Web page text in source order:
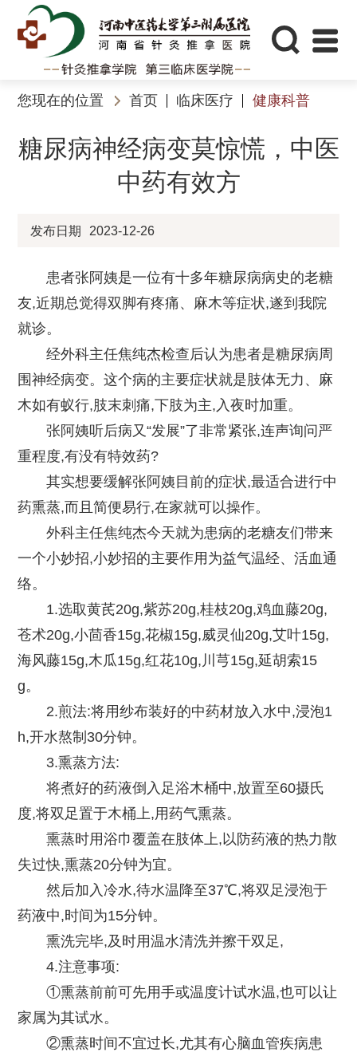
您现在的位置 首页 临床医疗 健康科普
糖尿病神经病变莫惊慌，中医
中药有效方
发布日期 2023-12-26
患者张阿姨是一位有十多年糖尿病病史的老糖
友,近期总觉得双脚有疼痛、麻木等症状,遂到我院
就诊。
经外科主任焦纯杰检查后认为患者是糖尿病周
围神经病变。这个病的主要症状就是肢体无力、麻
木如有蚁行,肢末刺痛,下肢为主,入夜时加重。
张阿姨听后病又“发展”了非常紧张,连声询问严
重程度,有没有特效药?
其实想要缓解张阿姨目前的症状,最适合进行中
药熏蒸,而且简便易行,在家就可以操作。
外科主任焦纯杰今天就为患病的老糖友们带来
一个小妙招,小妙招的主要作用为益气温经、活血通
络。
1.选取黄芪20g,紫苏20g,桂枝20g,鸡血藤20g,
苍术20g,小茴香15g,花椒15g,威灵仙20g,艾叶15g,
海风藤15g,木瓜15g,红花10g,川芎15g,延胡索15
g。
2.煎法:将用纱布装好的中药材放入水中,浸泡1
h,开水熬制30分钟。
3.熏蒸方法:
将煮好的药液倒入足浴木桶中,放置至60摄氏
度,将双足置于木桶上,用药气熏蒸。
熏蒸时用浴巾覆盖在肢体上,以防药液的热力散
失过快,熏蒸20分钟为宜。
然后加入冷水,待水温降至37℃,将双足浸泡于
药液中,时间为15分钟。
熏洗完毕,及时用温水清洗并擦干双足,
4.注意事项:
①熏蒸前前可先用手或温度计试水温,也可以让
家属为其试水。
②熏蒸时间不宜过长,尤其有心脑血管疾病患